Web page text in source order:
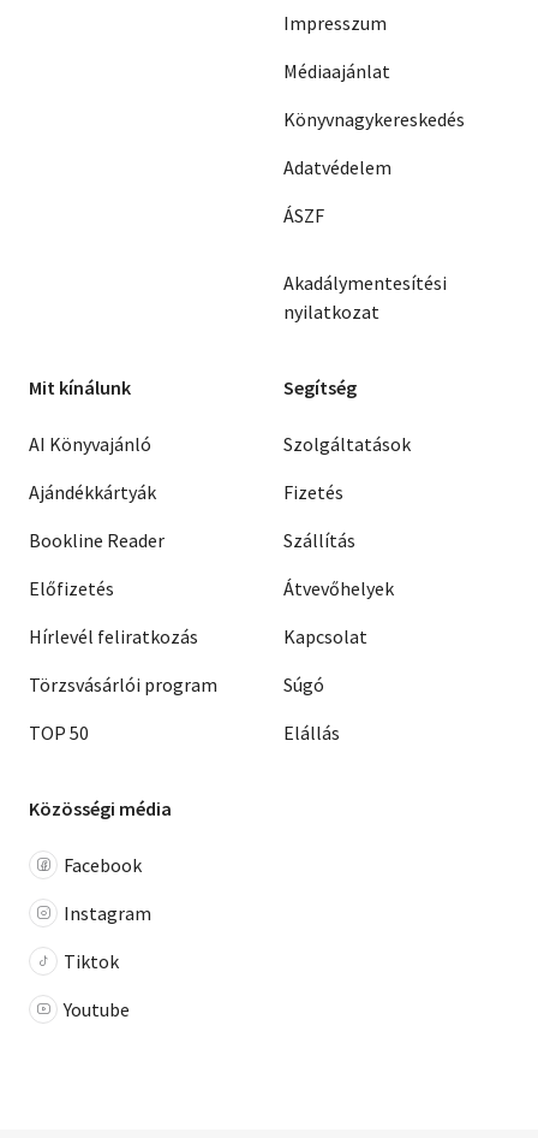
Impresszum
Médiaajánlat
Könyvnagykereskedés
Adatvédelem
ÁSZF
Akadálymentesítési
nyilatkozat
Mit kínálunk
AI Könyvajánló
Ajándékkártyák
Bookline Reader
Előfizetés
Hírlevél feliratkozás
Törzsvásárlói program
TOP 50
Segítség
Szolgáltatások
Fizetés
Szállítás
Átvevőhelyek
Kapcsolat
Súgó
Elállás
Közösségi média
Facebook
Instagram
Tiktok
Youtube